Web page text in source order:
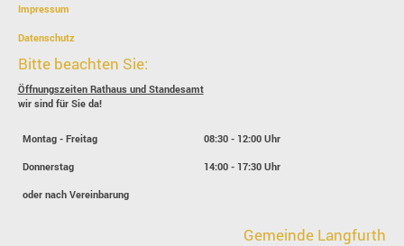
Impressum
Datenschutz
Bitte beachten Sie:
Öffnungszeiten Rathaus und Standesamt
wir sind für Sie da!
Montag - Freitag 08:30 - 12:00 Uhr
Donnerstag 14:00 - 17:30 Uhr
oder nach Vereinbarung
Gemeinde Langfurth